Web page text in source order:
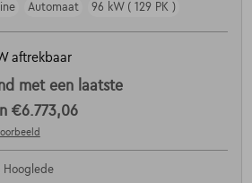
Automaat 96 kW ( 129 PK )
aftrekbaar
met een laatste
€6.773,06
Hooglede